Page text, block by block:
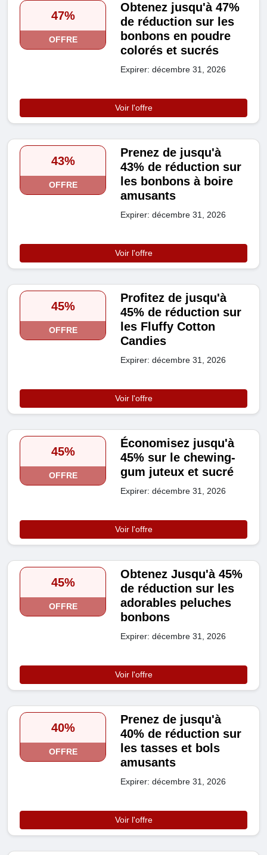
47%
OFFRE
Obtenez jusqu'à 47%
de réduction sur les
bonbons en poudre
colorés et sucrés
Expirer: décembre 31, 2026
Voir l'offre
43%
OFFRE
Prenez de jusqu'à
43% de réduction sur
les bonbons à boire
amusants
Expirer: décembre 31, 2026
Voir l'offre
45%
OFFRE
Profitez de jusqu'à
45% de réduction sur
les Fluffy Cotton
Candies
Expirer: décembre 31, 2026
Voir l'offre
45%
OFFRE
Économisez jusqu'à
45% sur le chewing-
gum juteux et sucré
Expirer: décembre 31, 2026
Voir l'offre
45%
OFFRE
Obtenez Jusqu'à 45%
de réduction sur les
adorables peluches
bonbons
Expirer: décembre 31, 2026
Voir l'offre
40%
OFFRE
Prenez de jusqu'à
40% de réduction sur
les tasses et bols
amusants
Expirer: décembre 31, 2026
Voir l'offre